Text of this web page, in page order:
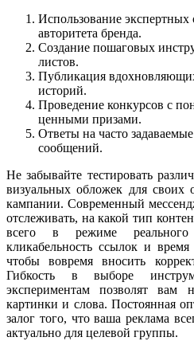
Использование
авторитета бренда.
Создание пошаговых
листов.
Публикация
историй.
Проведение конкурсов с
ценными призами.
Ответы на часто
сообщений.
Не забывайте тестировать
визуальных обложек для своих
кампании. Современный
отслеживать, на какой тип
всего в режиме реального
кликабельность ссылок и
чтобы вовремя вносить
Гибкость в выборе
экспериментам позволят вам
картинки и слова. Постоянная
залог того, что ваша реклама
актуально для целевой группы.